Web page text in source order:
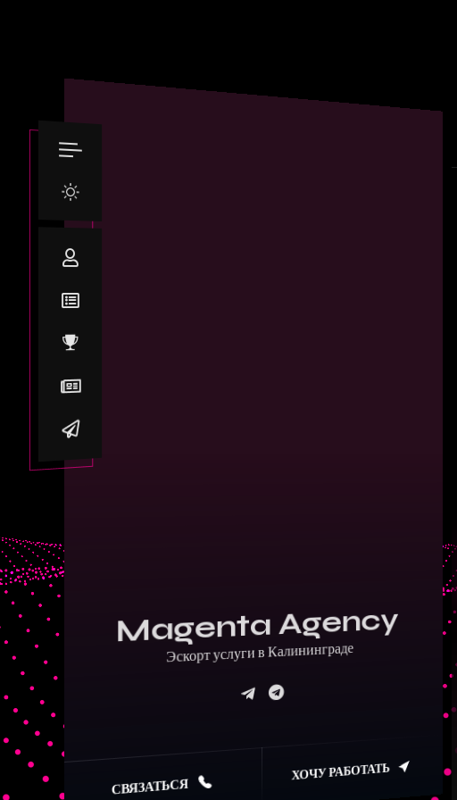
Magenta Agency
Эскорт услуги в Калининграде
СВЯЗАТЬСЯ
ХОЧУ РАБОТАТЬ